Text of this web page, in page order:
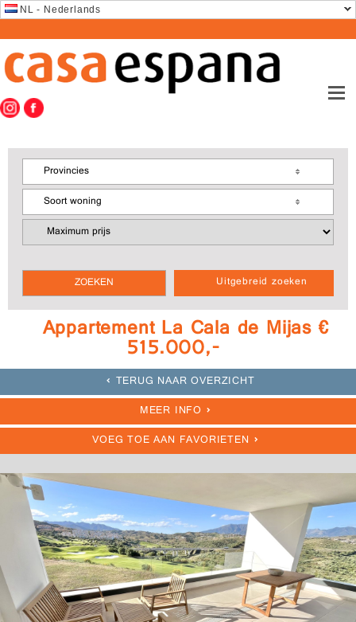
NL - Nederlands
Uitgebreid zoeken
Provincies
Soort woning
Appartement La Cala de Mijas €
515.000,-
TERUG NAAR OVERZICHT
MEER INFO
VOEG TOE AAN FAVORIETEN